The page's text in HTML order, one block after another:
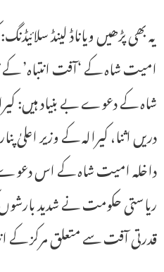
یہ بھی پڑھیں ویاناڈ لینڈ
امیت شاہ کے ‘آفت انتباہ’ کے
شاہ کے دعوے بے بنیاد ہیں:
دریں اثنا، کیرالہ کے وزیر اعلیٰ
داخلہ امیت شاہ کے اس دعوے
ریاستی حکومت نے شدید بارشوں
قدرتی آفت سے متعلق مرکز کے